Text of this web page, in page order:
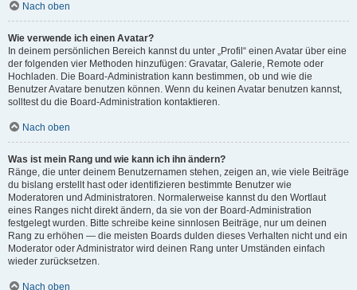
Nach oben
Wie verwende ich einen Avatar?
In deinem persönlichen Bereich kannst du unter „Profil“ einen Avatar über eine
der folgenden vier Methoden hinzufügen: Gravatar, Galerie, Remote oder
Hochladen. Die Board-Administration kann bestimmen, ob und wie die
Benutzer Avatare benutzen können. Wenn du keinen Avatar benutzen kannst,
solltest du die Board-Administration kontaktieren.
Nach oben
Was ist mein Rang und wie kann ich ihn ändern?
Ränge, die unter deinem Benutzernamen stehen, zeigen an, wie viele Beiträge
du bislang erstellt hast oder identifizieren bestimmte Benutzer wie
Moderatoren und Administratoren. Normalerweise kannst du den Wortlaut
eines Ranges nicht direkt ändern, da sie von der Board-Administration
festgelegt wurden. Bitte schreibe keine sinnlosen Beiträge, nur um deinen
Rang zu erhöhen — die meisten Boards dulden dieses Verhalten nicht und ein
Moderator oder Administrator wird deinen Rang unter Umständen einfach
wieder zurücksetzen.
Nach oben